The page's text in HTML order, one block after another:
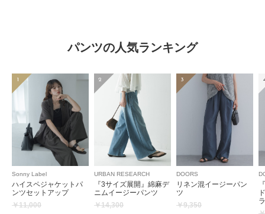
パンツの人気ランキング
1
Sonny Label
ハイスペジャケットパ
ンツセットアップ
￥11,000
2
URBAN RESEARCH
『3サイズ展開』綿麻デ
ニムイージーパンツ
￥14,300
3
DOORS
リネン混イージーパン
ツ
￥9,350